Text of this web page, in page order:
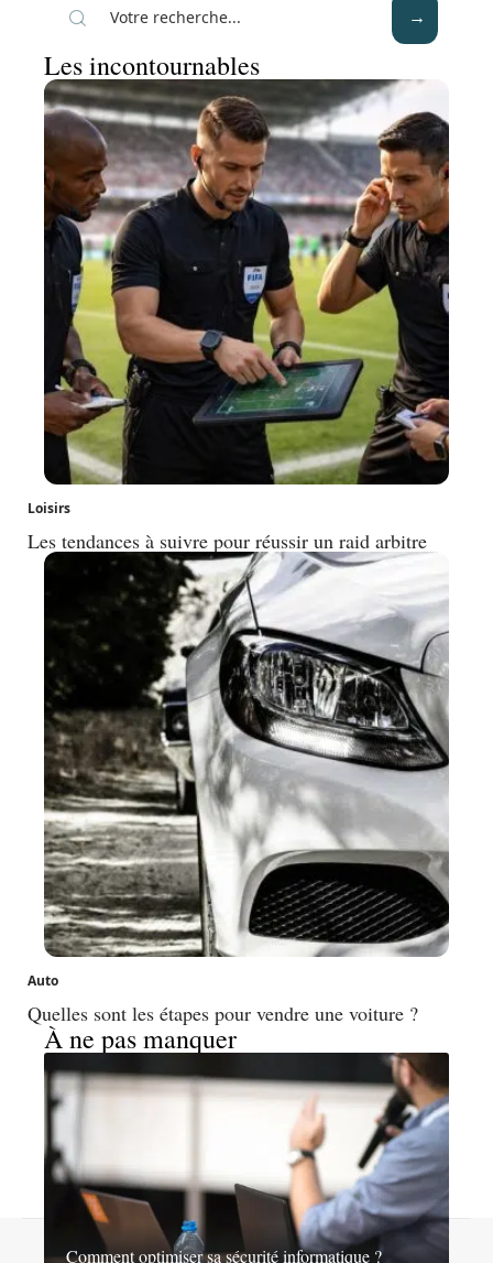
Les incontournables
Loisirs
Les tendances à suivre pour réussir un raid arbitre
Auto
Quelles sont les étapes pour vendre une voiture ?
À ne pas manquer
Comment optimiser sa sécurité informatique ?
Mentions légales Sitemap